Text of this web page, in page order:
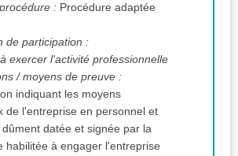
: Procédure adaptée
de participation :
exercer l'activité professionnelle
/ moyens de preuve :
indiquant les moyens
de l'entreprise en personnel et
dûment datée et signée par la
habilitée à engager l'entreprise